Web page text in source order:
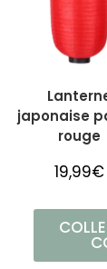
japonaise
rouge
19,99€